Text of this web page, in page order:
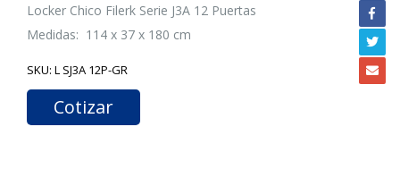
Locker Chico Filerk Serie J3A 12 Puertas
Medidas: 114 x 37 x 180 cm
SKU: L SJ3A 12P-GR
Cotizar